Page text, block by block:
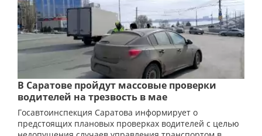
В Саратове пройдут массовые проверки
водителей на трезвость в мае
Госавтоинспекция Саратова информирует о
предстоящих плановых проверках водителей с целью